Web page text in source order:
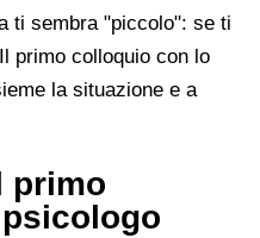
ti sembra "piccolo": se ti
primo colloquio con lo
la situazione e a
primo